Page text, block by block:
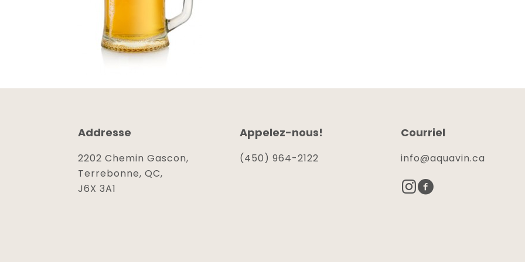
Addresse
2202 Chemin Gascon,
Terrebonne, QC,
J6X 3A1
Appelez-nous!
(450) 964-2122
Courriel
info@aquavin.ca